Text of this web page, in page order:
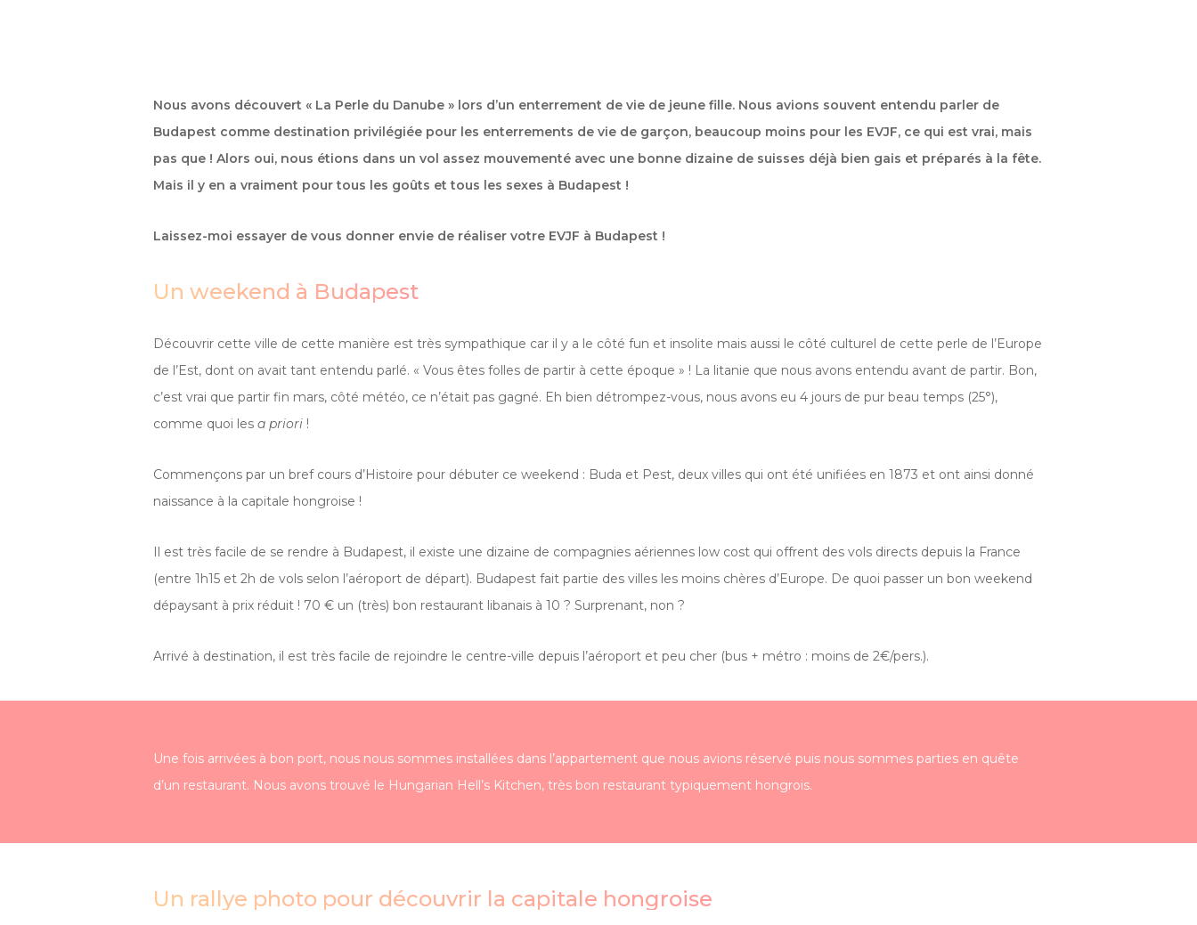
Nous avons découvert « La Perle du Danube » lors d’un enterrement de vie de jeune fille. Nous avions souvent entendu parler de
Budapest comme destination privilégiée pour les enterrements de vie de garçon, beaucoup moins pour les EVJF, ce qui est vrai, mais
pas que ! Alors oui, nous étions dans un vol assez mouvementé avec une bonne dizaine de suisses déjà bien gais et préparés à la fête.
Mais il y en a vraiment pour tous les goûts et tous les sexes à Budapest !
Laissez-moi essayer de vous donner envie de réaliser votre EVJF à Budapest !
Un weekend à Budapest
Découvrir cette ville de cette manière est très sympathique car il y a le côté fun et insolite mais aussi le côté culturel de cette perle de l’Europe
de l’Est, dont on avait tant entendu parlé. « Vous êtes folles de partir à cette époque » ! La litanie que nous avons entendu avant de partir. Bon,
c’est vrai que partir fin mars, côté météo, ce n’était pas gagné. Eh bien détrompez-vous, nous avons eu 4 jours de pur beau temps (25°),
comme quoi les a priori !
Commençons par un bref cours d’Histoire pour débuter ce weekend : Buda et Pest, deux villes qui ont été unifiées en 1873 et ont ainsi donné
naissance à la capitale hongroise !
Il est très facile de se rendre à Budapest, il existe une dizaine de compagnies aériennes low cost qui offrent des vols directs depuis la France
(entre 1h15 et 2h de vols selon l’aéroport de départ). Budapest fait partie des villes les moins chères d’Europe. De quoi passer un bon weekend
dépaysant à prix réduit ! 70 € un (très) bon restaurant libanais à 10 ? Surprenant, non ?
Arrivé à destination, il est très facile de rejoindre le centre-ville depuis l’aéroport et peu cher (bus + métro : moins de 2€/pers.).
Une fois arrivées à bon port, nous nous sommes installées dans l’appartement que nous avions réservé puis nous sommes parties en quête
d’un restaurant. Nous avons trouvé le Hungarian Hell’s Kitchen, très bon restaurant typiquement hongrois.
Un rallye photo pour découvrir la capitale hongroise